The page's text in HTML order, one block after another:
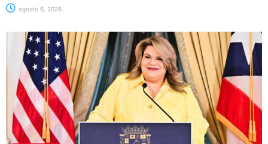
agosto 6, 2026